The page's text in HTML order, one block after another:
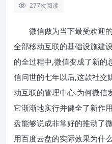
277次阅读
微信做为当下最受欢迎的
全部移动互联的基础设施建
的全过程中,微信变成了新的
信问世的七年以后,这款社交
动互联的管理中心.为何微信
它渐渐地实行并健全了新作
盘能够说成非常好的推动了
用百度云盘的实际效果为什